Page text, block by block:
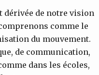
dérivée de notre vision
comme le
du mouvement.
de communication,
dans les écoles,